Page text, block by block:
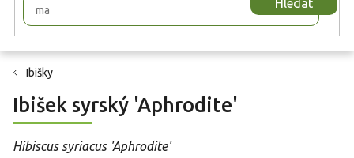
Hledat
Ibišky
Ibišek syrský 'Aphrodite'
Hibiscus syriacus 'Aphrodite'